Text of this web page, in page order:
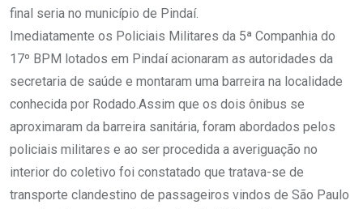
final seria no município de Pindaí.
Imediatamente os Policiais Militares da 5ª Companhia do
17º BPM lotados em Pindaí acionaram as autoridades da
secretaria de saúde e montaram uma barreira na localidade
conhecida por Rodado.Assim que os dois ônibus se
aproximaram da barreira sanitária, foram abordados pelos
policiais militares e ao ser procedida a averiguação no
interior do coletivo foi constatado que tratava-se de
transporte clandestino de passageiros vindos de São Paulo